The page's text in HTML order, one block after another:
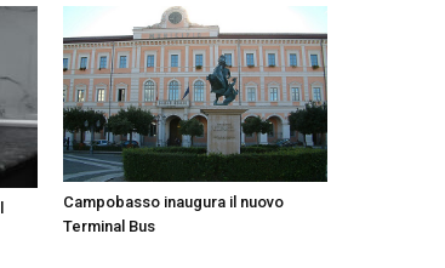
Campobasso inaugura il nuovo
Terminal Bus